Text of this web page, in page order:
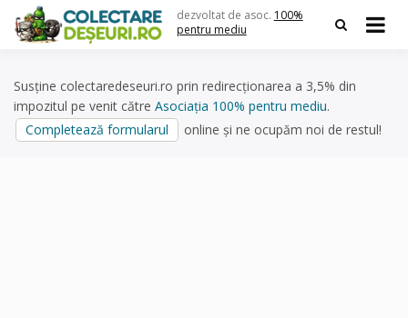
content
dezvoltat de asoc. 100%
pentru mediu
Susține colectaredeseuri.ro prin redirecționarea a 3,5% din
impozitul pe venit către Asociația 100% pentru mediu.
Completează formularul
online și ne ocupăm noi de restul!